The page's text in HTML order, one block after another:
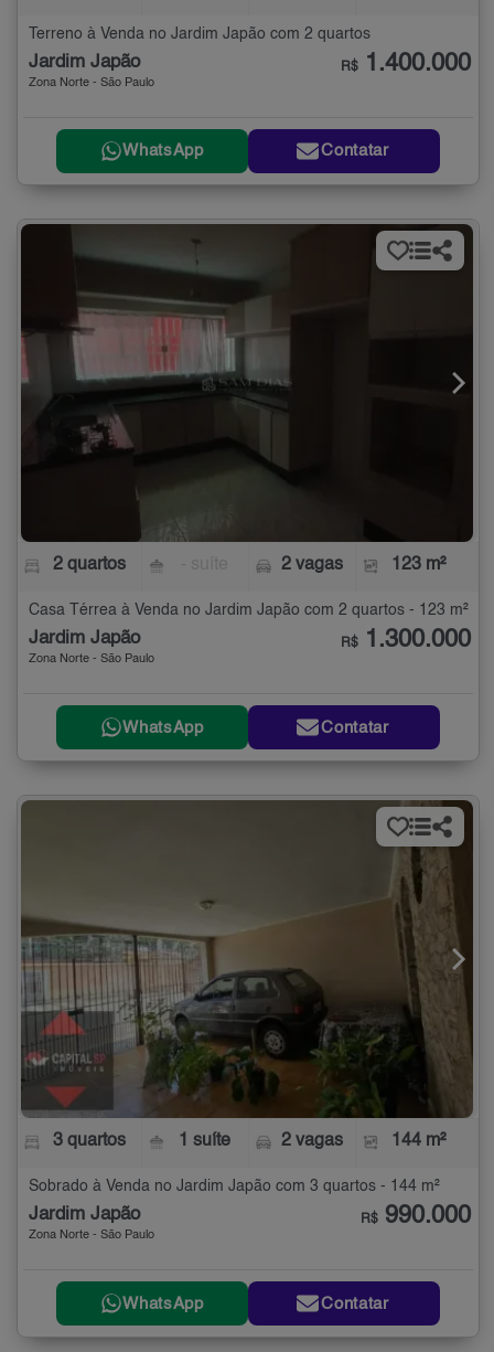
Terreno à Venda no Jardim Japão com 2 quartos
Jardim Japão
Zona Norte - São Paulo
R$ 1.400.000
WhatsApp Contatar
2 quartos 2 vagas 123 m²
Casa Térrea à Venda no Jardim Japão com 2 quartos - 123 m²
Jardim Japão
Zona Norte - São Paulo
R$ 1.300.000
WhatsApp Contatar
3 quartos 1 suíte 2 vagas 144 m²
Sobrado à Venda no Jardim Japão com 3 quartos - 144 m²
Jardim Japão
Zona Norte - São Paulo
R$ 990.000
WhatsApp Contatar